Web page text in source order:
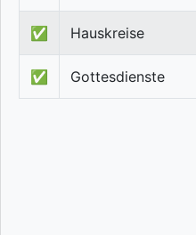
✅ Hauskreise
✅ Gottesdienste